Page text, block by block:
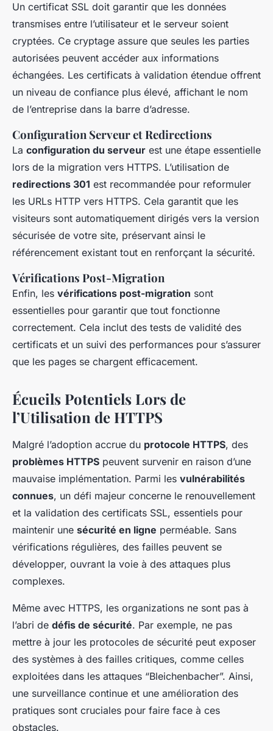
Un certificat SSL doit garantir que les données
transmises entre l’utilisateur et le serveur soient
cryptées. Ce cryptage assure que seules les parties
autorisées peuvent accéder aux informations
échangées. Les certificats à validation étendue offrent
un niveau de confiance plus élevé, affichant le nom
de l’entreprise dans la barre d’adresse.
Configuration Serveur et Redirections
La configuration du serveur est une étape essentielle
lors de la migration vers HTTPS. L’utilisation de
redirections 301 est recommandée pour reformuler
les URLs HTTP vers HTTPS. Cela garantit que les
visiteurs sont automatiquement dirigés vers la version
sécurisée de votre site, préservant ainsi le
référencement existant tout en renforçant la sécurité.
Vérifications Post-Migration
Enfin, les vérifications post-migration sont
essentielles pour garantir que tout fonctionne
correctement. Cela inclut des tests de validité des
certificats et un suivi des performances pour s’assurer
que les pages se chargent efficacement.
Écueils Potentiels Lors de
l’Utilisation de HTTPS
Malgré l’adoption accrue du protocole HTTPS, des
problèmes HTTPS peuvent survenir en raison d’une
mauvaise implémentation. Parmi les vulnérabilités
connues, un défi majeur concerne le renouvellement
et la validation des certificats SSL, essentiels pour
maintenir une sécurité en ligne perméable. Sans
vérifications régulières, des failles peuvent se
développer, ouvrant la voie à des attaques plus
complexes.
Même avec HTTPS, les organizations ne sont pas à
l’abri de défis de sécurité. Par exemple, ne pas
mettre à jour les protocoles de sécurité peut exposer
des systèmes à des failles critiques, comme celles
exploitées dans les attaques “Bleichenbacher”. Ainsi,
une surveillance continue et une amélioration des
pratiques sont cruciales pour faire face à ces
obstacles.